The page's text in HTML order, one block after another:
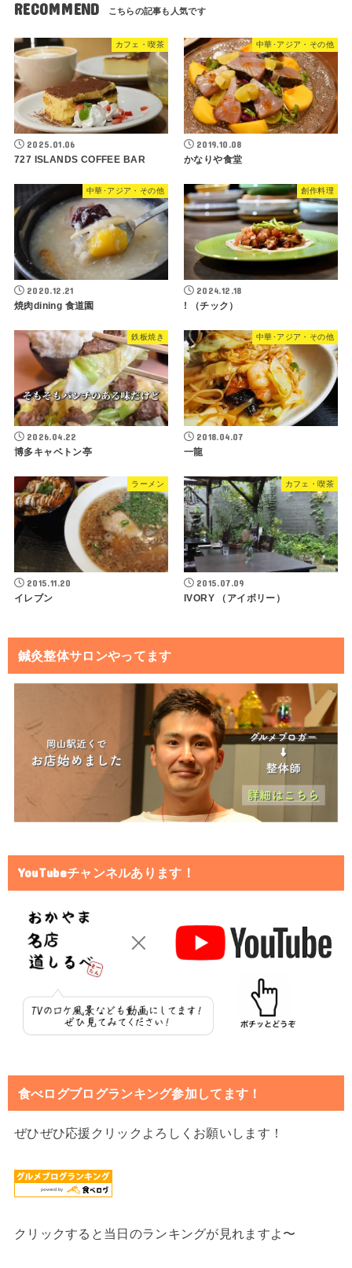
RECOMMEND
カフェ・喫茶
2025.01.06
727 ISLANDS COFFEE BAR
中華･アジア・その他
2019.10.08
かなりや食堂
中華･アジア・その他
2020.12.21
焼肉dining 食道園
創作料理
2024.12.18
! （チック）
鉄板焼き
2026.04.22
博多キャベトン亭
中華･アジア・その他
2018.04.07
一龍
ラーメン
2015.11.20
イレブン
カフェ・喫茶
2015.07.09
IVORY （アイボリー）
鍼灸整体サロンやってます
YouTubeチャンネルあります！
食べログブログランキング参加してます！
ぜひぜひ応援クリックよろしくお願いします！
クリックすると当日のランキングが見れますよ〜